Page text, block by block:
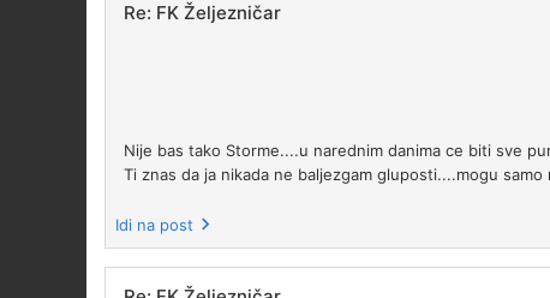
Re: FK Željezničar
Nije bas tako Storme....u narednim danima ce biti sve
Ti znas da ja nikada ne baljezgam gluposti....mogu
Idi na post